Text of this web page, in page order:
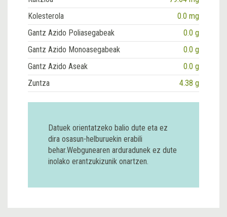
Kolesterola
0.0 mg
Gantz Azido Poliasegabeak
0.0 g
Gantz Azido Monoasegabeak
0.0 g
Gantz Azido Aseak
0.0 g
Zuntza
4.38 g
Datuek orientatzeko balio dute eta ez
dira osasun-helburuekin erabili
behar.Webgunearen arduradunek ez dute
inolako erantzukizunik onartzen.